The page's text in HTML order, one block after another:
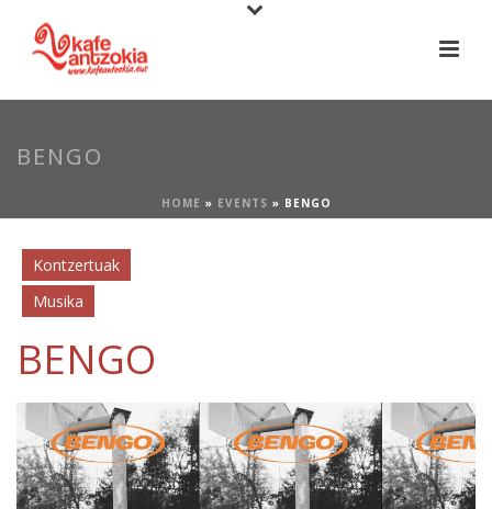
BENGO
HOME » EVENTS » BENGO
Kontzertuak
Musika
BENGO